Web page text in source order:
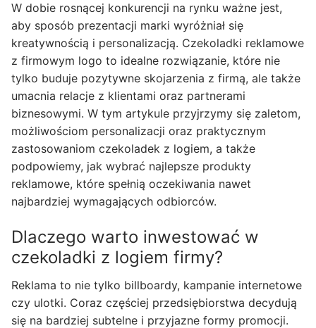
W dobie rosnącej konkurencji na rynku ważne jest,
aby sposób prezentacji marki wyróżniał się
kreatywnością i personalizacją. Czekoladki reklamowe
z firmowym logo to idealne rozwiązanie, które nie
tylko buduje pozytywne skojarzenia z firmą, ale także
umacnia relacje z klientami oraz partnerami
biznesowymi. W tym artykule przyjrzymy się zaletom,
możliwościom personalizacji oraz praktycznym
zastosowaniom czekoladek z logiem, a także
podpowiemy, jak wybrać najlepsze produkty
reklamowe, które spełnią oczekiwania nawet
najbardziej wymagających odbiorców.
Dlaczego warto inwestować w
czekoladki z logiem firmy?
Reklama to nie tylko billboardy, kampanie internetowe
czy ulotki. Coraz częściej przedsiębiorstwa decydują
się na bardziej subtelne i przyjazne formy promocji.